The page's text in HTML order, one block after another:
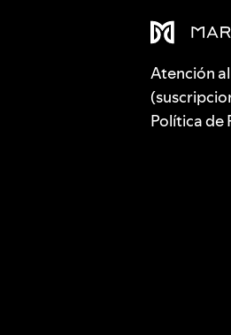
Atención
Política de